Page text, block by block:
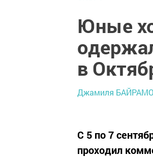
Юные
в
Джамиля
С 5 по 7
проходил